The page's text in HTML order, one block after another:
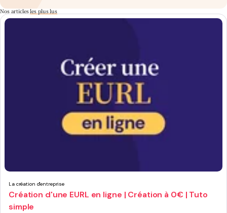
Nos articlesles plus lus
La création d'entreprise
Création d'une EURL en ligne | Création à 0€ | Tuto
simple